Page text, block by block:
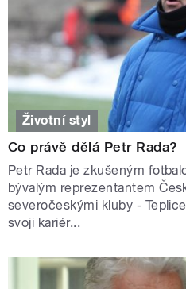
Životní styl
Co právě dělá Petr Rada?
Petr Rada je zkušeným
bývalým reprezentantem
severočeskými kluby -
svoji kariér...